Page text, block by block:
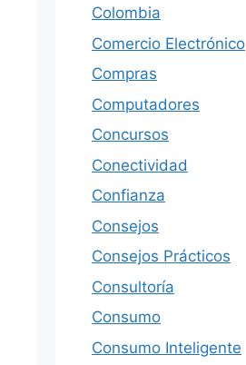
Colombia
Comercio Electrónico
Compras
Computadores
Concursos
Conectividad
Confianza
Consejos
Consejos Prácticos
Consultoría
Consumo
Consumo Inteligente